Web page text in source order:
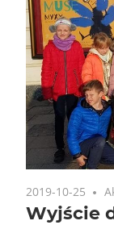
2019-10-25
Wyjście